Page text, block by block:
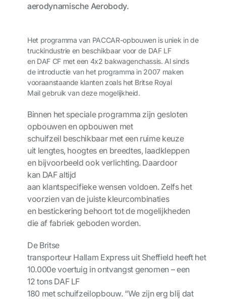
aerodynamische Aerobody.
Het programmavan PACCAR-opbouwen is uniek in de
truckindustrie en beschikbaar voor de DAF LF
en DAF CF met een 4x2 bakwagenchassis. Al sinds
de introductie van het programma in 2007 maken
vooraanstaande klanten zoals het Britse Royal
Mailgebruik vandeze mogelijkheid.
Binnen het speciale programma zijn gesloten
opbouwen en opbouwen met
schuifzeil beschikbaar met een ruime keuze
uitlengtes, hoogtes en breedtes, laadkleppen
en bijvoorbeeld ookverlichting. Daardoor
kan DAFaltijd
aan klantspecifiekewensen voldoen. Zelfs het
voorzien van de juiste kleurcombinaties
en bestickering behoort tot de mogelijkheden
die af fabriek geboden worden.
De Britse
transporteur Hallam Express uit Sheffield heefthet
10.000evoertuig in ontvangst genomen –een
12 tonsDAF LF
180 met schuifzeilopbouw. “We zijnerg blij dat